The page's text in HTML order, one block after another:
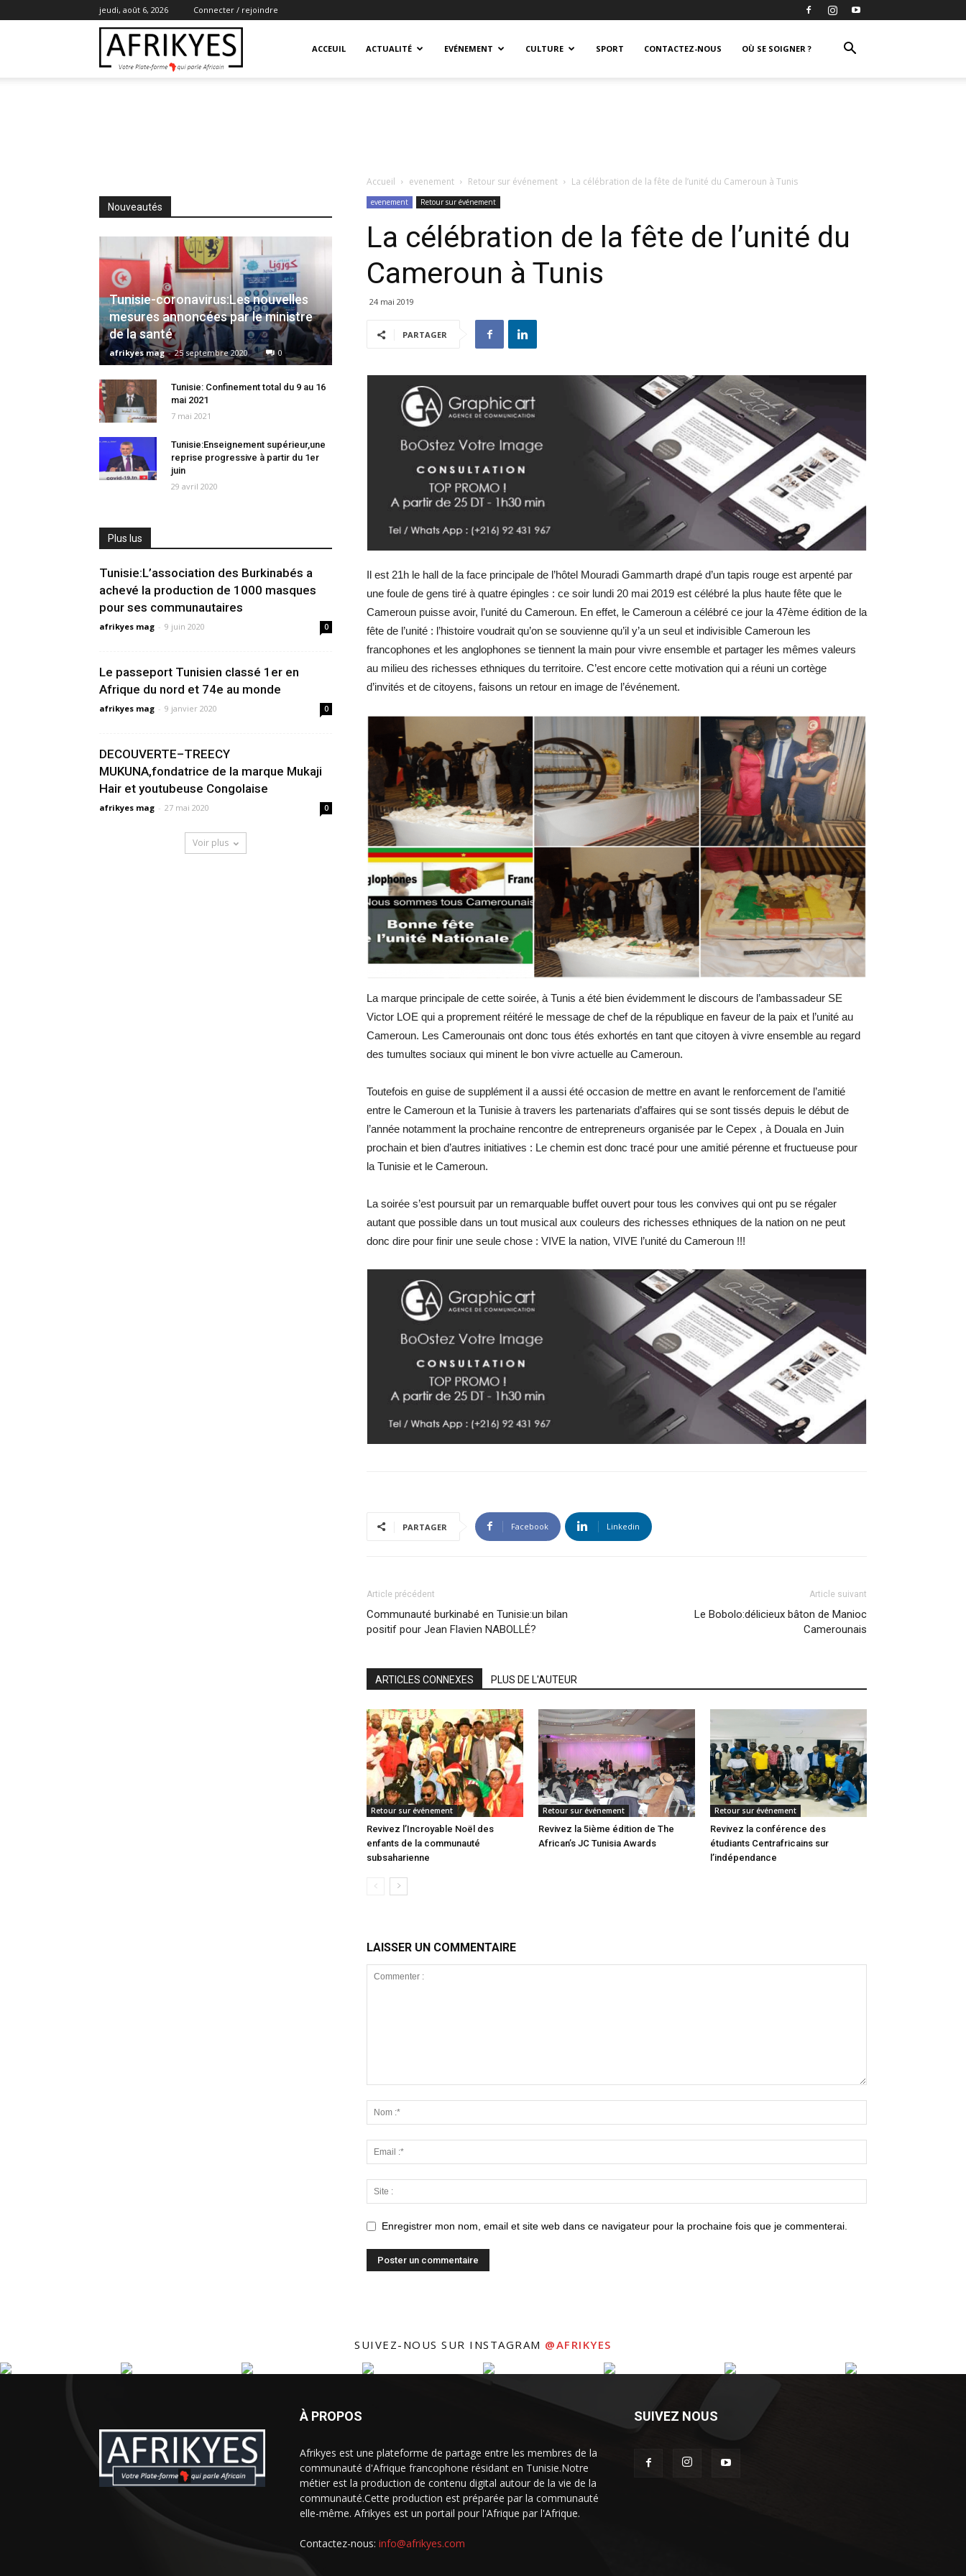
jeudi, août 6, 2026 Connecter / rejoindre
ACCEUIL ACTUALITÉ EVÉNEMENT CULTURE SPORT CONTACTEZ-NOUS OÙ SE SOIGNER ?
Accueil evenement Retour sur événement La célébration de la fête de l’unité du Cameroun à Tunis
evenement Retour sur événement
La célébration de la fête de l’unité du
Cameroun à Tunis
24 mai 2019
PARTAGER
Il est 21h le hall de la face principale de l’hôtel Mouradi Gammarth drapé d’un tapis rouge est arpenté par
une foule de gens tiré à quatre épingles : ce soir lundi 20 mai 2019 est célébré la plus haute fête que le
Cameroun puisse avoir, l’unité du Cameroun. En effet, le Cameroun a célébré ce jour la 47ème édition de la
fête de l’unité : l’histoire voudrait qu’on se souvienne qu’il y’a un seul et indivisible Cameroun les
francophones et les anglophones se tiennent la main pour vivre ensemble et partager les mêmes valeurs
au milieu des richesses ethniques du territoire. C’est encore cette motivation qui a réuni un cortège
d’invités et de citoyens, faisons un retour en image de l’événement.
La marque principale de cette soirée, à Tunis a été bien évidemment le discours de l’ambassadeur SE
Victor LOE qui a proprement réitéré le message de chef de la république en faveur de la paix et l’unité au
Cameroun. Les Camerounais ont donc tous étés exhortés en tant que citoyen à vivre ensemble au regard
des tumultes sociaux qui minent le bon vivre actuelle au Cameroun.
Toutefois en guise de supplément il a aussi été occasion de mettre en avant le renforcement de l’amitié
entre le Cameroun et la Tunisie à travers les partenariats d’affaires qui se sont tissés depuis le début de
l’année notamment la prochaine rencontre de entrepreneurs organisée par le Cepex , à Douala en Juin
prochain et bien d’autres initiatives : Le chemin est donc tracé pour une amitié pérenne et fructueuse pour
la Tunisie et le Cameroun.
La soirée s’est poursuit par un remarquable buffet ouvert pour tous les convives qui ont pu se régaler
autant que possible dans un tout musical aux couleurs des richesses ethniques de la nation on ne peut
donc dire pour finir une seule chose : VIVE la nation, VIVE l’unité du Cameroun !!!
PARTAGER Facebook Linkedin
Article précédent
Communauté burkinabé en Tunisie:un bilan
positif pour Jean Flavien NABOLLÉ?
Article suivant
Le Bobolo:délicieux bâton de Manioc
Camerounais
ARTICLES CONNEXES PLUS DE L'AUTEUR
Retour sur événement
Revivez l’Incroyable Noël des
enfants de la communauté
subsaharienne
Retour sur événement
Revivez la 5ième édition de The
African’s JC Tunisia Awards
Retour sur événement
Revivez la conférence des
étudiants Centrafricains sur
l’indépendance
LAISSER UN COMMENTAIRE
Enregistrer mon nom, email et site web dans ce navigateur pour la prochaine fois que je commenterai.
Nouveautés
Tunisie-coronavirus:Les nouvelles
mesures annoncées par le ministre
de la santé
afrikyes mag - 25 septembre 2020 0
Tunisie: Confinement total du 9 au 16
mai 2021
7 mai 2021
Tunisie:Enseignement supérieur,une
reprise progressive à partir du 1er
juin
29 avril 2020
Plus lus
Tunisie:L’association des Burkinabés a
achevé la production de 1000 masques
pour ses communautaires
afrikyes mag - 9 juin 2020 0
Le passeport Tunisien classé 1er en
Afrique du nord et 74e au monde
afrikyes mag - 9 janvier 2020 0
DECOUVERTE–TREECY
MUKUNA,fondatrice de la marque Mukaji
Hair et youtubeuse Congolaise
afrikyes mag - 27 mai 2020 0
Voir plus
SUIVEZ-NOUS SUR INSTAGRAM @AFRIKYES
À PROPOS
Afrikyes est une plateforme de partage entre les membres de la
communauté d'Afrique francophone résidant en Tunisie.Notre
métier est la production de contenu digital autour de la vie de la
communauté.Cette production est préparée par la communauté
elle-même. Afrikyes est un portail pour l'Afrique par l'Afrique.
Contactez-nous: info@afrikyes.com
SUIVEZ NOUS